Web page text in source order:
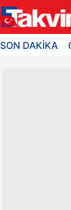
SON DAKİKA